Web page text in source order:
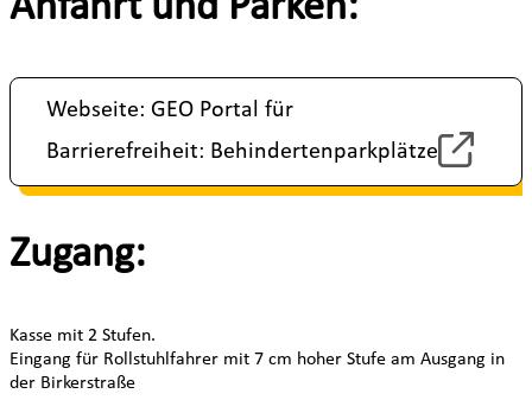
Webseite: GEO Portal für
Barrierefreiheit: Behindertenparkplätze
Zugang:
Kasse mit 2 Stufen.
Eingang für Rollstuhlfahrer mit 7 cm hoher Stufe am Ausgang in
der Birkerstraße